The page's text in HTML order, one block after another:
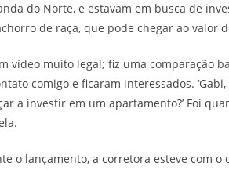
do Norte, e estavam em busca de
de raça, que pode chegar ao valor
vídeo muito legal; fiz uma comparação
comigo e ficaram interessados.
a investir em um apartamento?’ Foi
o lançamento, a corretora esteve com